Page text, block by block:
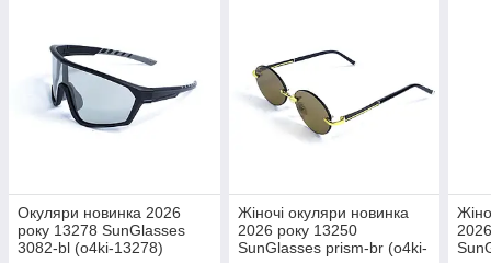
Окуляри новинка 2026
року 13278 SunGlasses
3082-bl (o4ki-13278)
Жіночі окуляри новинка
2026 року 13250
SunGlasses prism-br (o4ki-